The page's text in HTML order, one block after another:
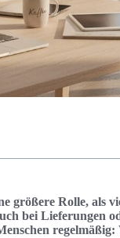
größere Rolle, als
bei Lieferungen